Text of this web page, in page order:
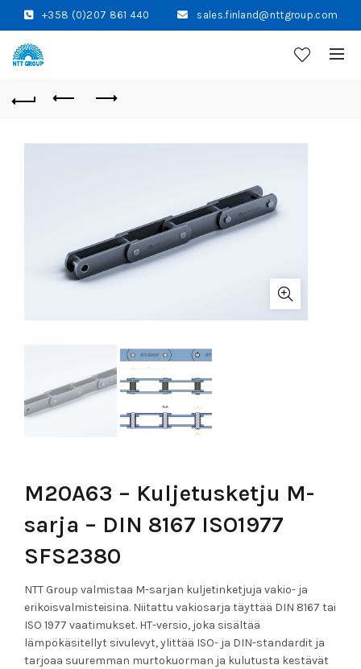
+358 (0)207 861 440 sales.finland@nttgroup.com
M20A63 – Kuljetusketju M-
sarja – DIN 8167 ISO1977
SFS2380
NTT Group valmistaa M-sarjan kuljetinketjuja vakio- ja
erikoisvalmisteisina. Niitattu vakiosarja täyttää DIN 8167 tai
ISO 1977 vaatimukset. HT-versio, joka sisältää
lämpökäsitellyt sivulevyt, ylittää ISO- ja DIN-standardit ja
tarjoaa suuremman murtokuorman ja kulutusta kestävät